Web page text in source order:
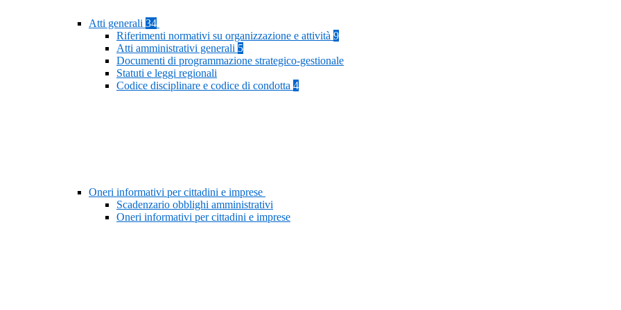
Atti generali 34
Riferimenti normativi su organizzazione e attività 9
Atti amministrativi generali 5
Documenti di programmazione strategico-gestionale
Statuti e leggi regionali
Codice disciplinare e codice di condotta 4
Oneri informativi per cittadini e imprese
Scadenzario obblighi amministrativi
Oneri informativi per cittadini e imprese